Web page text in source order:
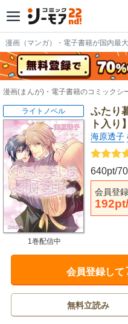
漫画（マンガ）・電子書籍が国内最
漫画(まんが)・電子書籍のコミックシ
ふたり
ト入り】
海原透子
640pt/
会員登
ライトノベル
1巻配信中
会員登録して
無料立読み